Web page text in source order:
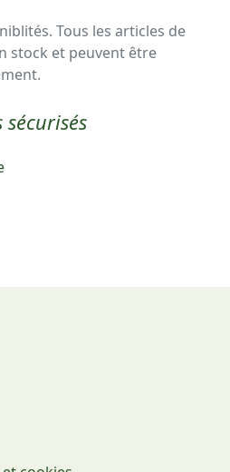
Tous les articles de
stock et peuvent être
sécurisés